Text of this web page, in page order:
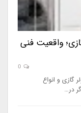
واقعیت فنی
گازی و انواع
در…